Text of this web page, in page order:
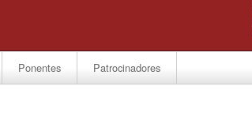
Ponentes Patrocinadores